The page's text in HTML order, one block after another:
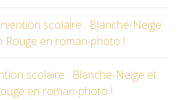
scolaire : Blanche-Neige
Rouge en roman-photo !
scolaire : Blanche-Neige et
en roman-photo !